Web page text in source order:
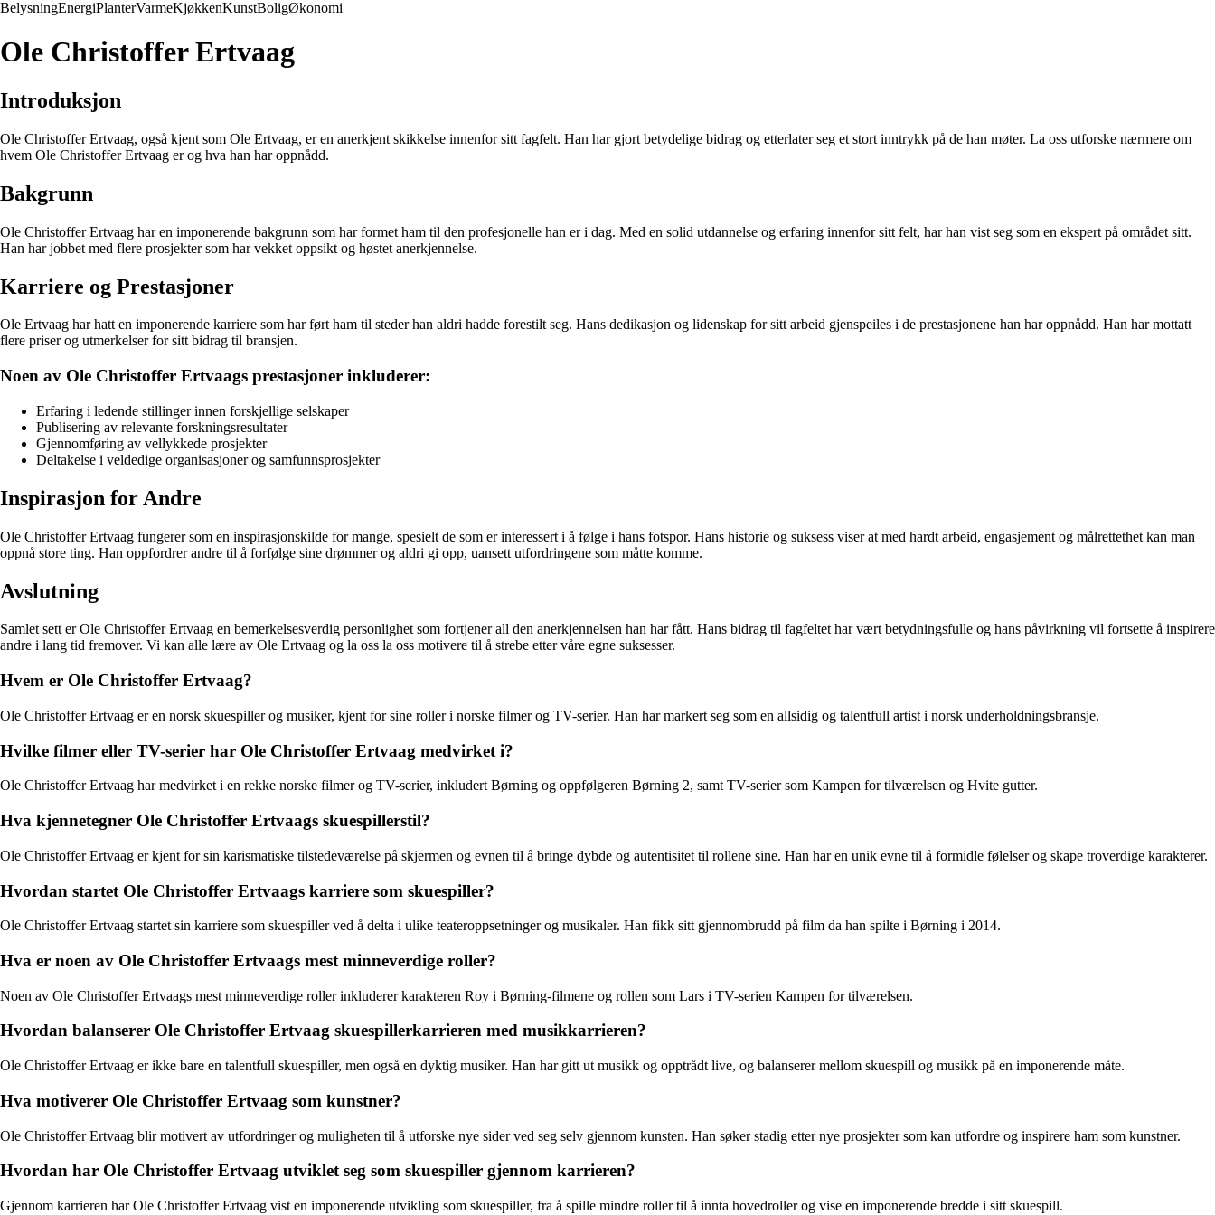
BelysningEnergiPlanterVarmeKjøkkenKunstBoligØkonomi
Ole Christoffer Ertvaag
Introduksjon
Ole Christoffer Ertvaag, også kjent som Ole Ertvaag, er en anerkjent skikkelse innenfor sitt fagfelt. Han har gjort betydelige bidrag og etterlater seg et stort inntrykk på de han møter. La oss utforske nærmere om
hvem Ole Christoffer Ertvaag er og hva han har oppnådd.
Bakgrunn
Ole Christoffer Ertvaag har en imponerende bakgrunn som har formet ham til den profesjonelle han er i dag. Med en solid utdannelse og erfaring innenfor sitt felt, har han vist seg som en ekspert på området sitt.
Han har jobbet med flere prosjekter som har vekket oppsikt og høstet anerkjennelse.
Karriere og Prestasjoner
Ole Ertvaag har hatt en imponerende karriere som har ført ham til steder han aldri hadde forestilt seg. Hans dedikasjon og lidenskap for sitt arbeid gjenspeiles i de prestasjonene han har oppnådd. Han har mottatt
flere priser og utmerkelser for sitt bidrag til bransjen.
Noen av Ole Christoffer Ertvaags prestasjoner inkluderer:
Erfaring i ledende stillinger innen forskjellige selskaper
Publisering av relevante forskningsresultater
Gjennomføring av vellykkede prosjekter
Deltakelse i veldedige organisasjoner og samfunnsprosjekter
Inspirasjon for Andre
Ole Christoffer Ertvaag fungerer som en inspirasjonskilde for mange, spesielt de som er interessert i å følge i hans fotspor. Hans historie og suksess viser at med hardt arbeid, engasjement og målrettethet kan man
oppnå store ting. Han oppfordrer andre til å forfølge sine drømmer og aldri gi opp, uansett utfordringene som måtte komme.
Avslutning
Samlet sett er Ole Christoffer Ertvaag en bemerkelsesverdig personlighet som fortjener all den anerkjennelsen han har fått. Hans bidrag til fagfeltet har vært betydningsfulle og hans påvirkning vil fortsette å inspirere
andre i lang tid fremover. Vi kan alle lære av Ole Ertvaag og la oss la oss motivere til å strebe etter våre egne suksesser.
Hvem er Ole Christoffer Ertvaag?
Ole Christoffer Ertvaag er en norsk skuespiller og musiker, kjent for sine roller i norske filmer og TV-serier. Han har markert seg som en allsidig og talentfull artist i norsk underholdningsbransje.
Hvilke filmer eller TV-serier har Ole Christoffer Ertvaag medvirket i?
Ole Christoffer Ertvaag har medvirket i en rekke norske filmer og TV-serier, inkludert Børning og oppfølgeren Børning 2, samt TV-serier som Kampen for tilværelsen og Hvite gutter.
Hva kjennetegner Ole Christoffer Ertvaags skuespillerstil?
Ole Christoffer Ertvaag er kjent for sin karismatiske tilstedeværelse på skjermen og evnen til å bringe dybde og autentisitet til rollene sine. Han har en unik evne til å formidle følelser og skape troverdige karakterer.
Hvordan startet Ole Christoffer Ertvaags karriere som skuespiller?
Ole Christoffer Ertvaag startet sin karriere som skuespiller ved å delta i ulike teateroppsetninger og musikaler. Han fikk sitt gjennombrudd på film da han spilte i Børning i 2014.
Hva er noen av Ole Christoffer Ertvaags mest minneverdige roller?
Noen av Ole Christoffer Ertvaags mest minneverdige roller inkluderer karakteren Roy i Børning-filmene og rollen som Lars i TV-serien Kampen for tilværelsen.
Hvordan balanserer Ole Christoffer Ertvaag skuespillerkarrieren med musikkarrieren?
Ole Christoffer Ertvaag er ikke bare en talentfull skuespiller, men også en dyktig musiker. Han har gitt ut musikk og opptrådt live, og balanserer mellom skuespill og musikk på en imponerende måte.
Hva motiverer Ole Christoffer Ertvaag som kunstner?
Ole Christoffer Ertvaag blir motivert av utfordringer og muligheten til å utforske nye sider ved seg selv gjennom kunsten. Han søker stadig etter nye prosjekter som kan utfordre og inspirere ham som kunstner.
Hvordan har Ole Christoffer Ertvaag utviklet seg som skuespiller gjennom karrieren?
Gjennom karrieren har Ole Christoffer Ertvaag vist en imponerende utvikling som skuespiller, fra å spille mindre roller til å innta hovedroller og vise en imponerende bredde i sitt skuespill.